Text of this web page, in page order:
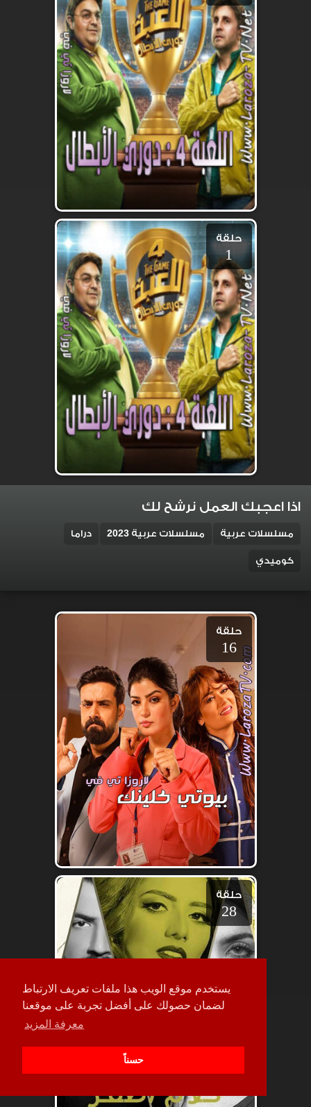
يستخدم موقع الويب هذا ملفات تعريف الارتباط
لضمان حصولك على أفضل تجربة على موقعنا
معرفة المزيد
حسناً
حلقة
1
اذا اعجبك العمل نرشح لك
مسلسلات عربية مسلسلات عربية 2023
دراما
كوميدي
حلقة
16
حلقة
28